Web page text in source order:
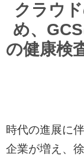
クラウ
め、
の健康検
時代の進展に
企業が増え、